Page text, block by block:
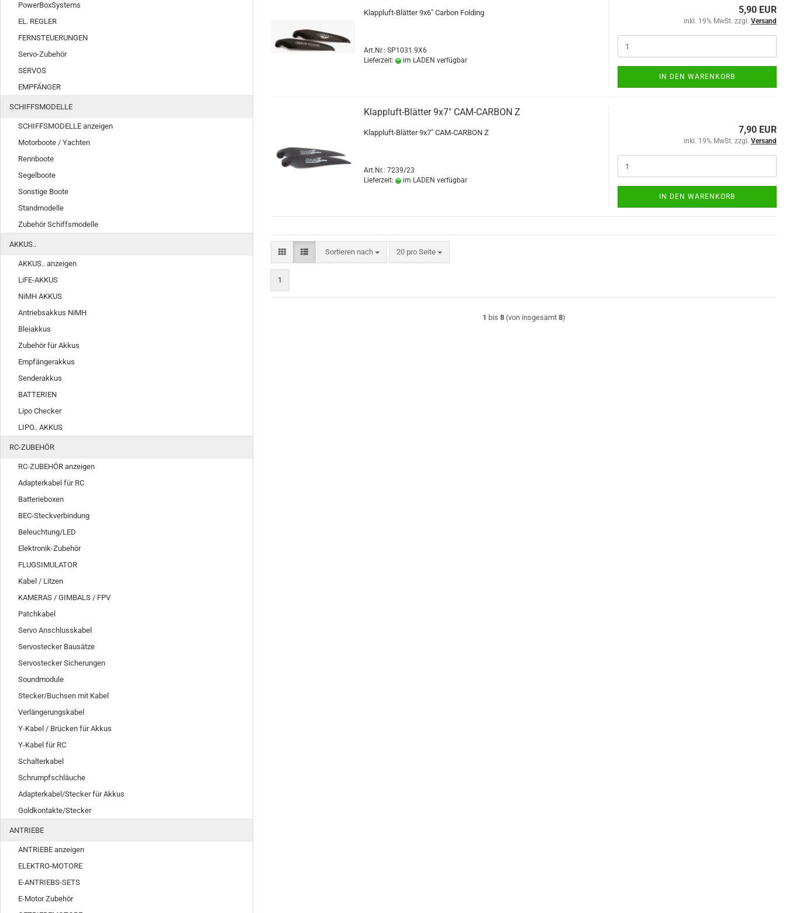
Klappluft-Blätter 9x6" Carbon Folding
Art.Nr.: SP1031.9X6
Lieferzeit:
im LADEN verfügbar
5,90 EUR
inkl. 19% MwSt. zzgl. Versand
IN DEN WARENKORB
Klappluft-Blätter 9x7" CAM-CARBON Z
Klappluft-Blätter 9x7" CAM-CARBON Z
Art.Nr.: 7239/23
Lieferzeit:
im LADEN verfügbar
7,90 EUR
inkl. 19% MwSt. zzgl. Versand
IN DEN WARENKORB
Sortieren nach
Sortieren nach 20 pro Seite
pro Seite
1
1 bis 8 (von insgesamt 8)
PowerBoxSystems
EL. REGLER
FERNSTEUERUNGEN
Servo-Zubehör
SERVOS
EMPFÄNGER
SCHIFFSMODELLE
SCHIFFSMODELLE anzeigen
Motorboote / Yachten
Rennboote
Segelboote
Sonstige Boote
Standmodelle
Zubehör Schiffsmodelle
AKKUS..
AKKUS.. anzeigen
LiFE-AKKUS
NiMH AKKUS
Antriebsakkus NiMH
Bleiakkus
Zubehör für Akkus
Empfängerakkus
Senderakkus
BATTERIEN
Lipo Checker
LIPO.. AKKUS
RC-ZUBEHÖR
RC-ZUBEHÖR anzeigen
Adapterkabel für RC
Batterieboxen
BEC-Steckverbindung
Beleuchtung/LED
Elektronik-Zubehör
FLUGSIMULATOR
Kabel / Litzen
KAMERAS / GIMBALS / FPV
Patchkabel
Servo Anschlusskabel
Servostecker Bausätze
Servostecker Sicherungen
Soundmodule
Stecker/Buchsen mit Kabel
Verlängerungskabel
Y-Kabel / Brücken für Akkus
Y-Kabel für RC
Schalterkabel
Schrumpfschläuche
Adapterkabel/Stecker für Akkus
Goldkontakte/Stecker
ANTRIEBE
ANTRIEBE anzeigen
ELEKTRO-MOTORE
E-ANTRIEBS-SETS
E-Motor Zubehör